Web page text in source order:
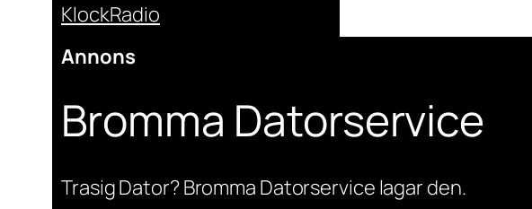
KlockRadio
Annons
Bromma Datorservice
Trasig Dator? Bromma Datorservice lagar den.